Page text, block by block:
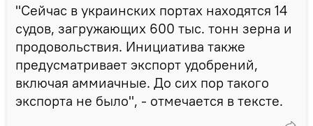
"Сейчас в украинских портах находятся 14
судов, загружающих 600 тыс. тонн зерна и
продовольствия. Инициатива также
предусматривает экспорт удобрений,
включая аммиачные. До сих пор такого
экспорта не было", - отмечается в тексте.